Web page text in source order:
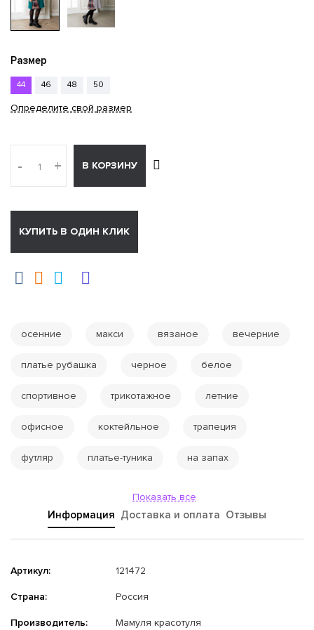
Размер
44 46 48 50
Определите свой размер
- + В КОРЗИНУ
КУПИТЬ В ОДИН КЛИК
осенние макси вязаное вечерние
платье рубашка черное белое
спортивное трикотажное летние
офисное коктейльное трапеция
футляр платье-туника на запах
Показать все
Информация Доставка и оплата Отзывы
Артикул: 121472
Страна: Россия
Производитель: Мамуля красотуля